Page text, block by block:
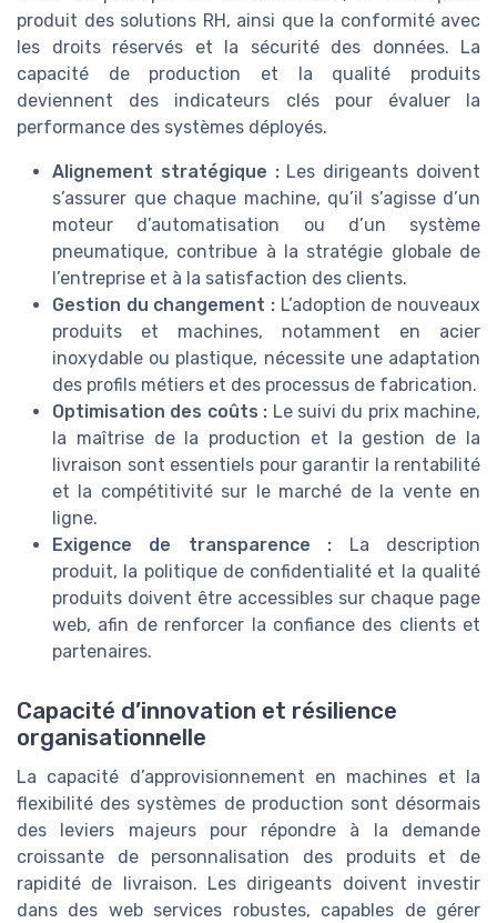
produit des solutions RH, ainsi que la conformité avec
les droits réservés et la sécurité des données. La
capacité de production et la qualité produits
deviennent des indicateurs clés pour évaluer la
performance des systèmes déployés.
Alignement stratégique :Les dirigeants doivent
s’assurer que chaque machine, qu’il s’agisse d’un
moteur d’automatisation ou d’un système
pneumatique, contribue à la stratégie globale de
l’entreprise et à la satisfaction des clients.
Gestion du changement : L’adoption de nouveaux
produits et machines, notamment en acier
inoxydable ou plastique, nécessite une adaptation
des profils métiers et des processus de fabrication.
Optimisation des coûts : Le suivi du prix machine,
la maîtrise de la production et la gestion de la
livraison sont essentiels pour garantir la rentabilité
et la compétitivité sur le marché de la vente en
ligne.
Exigence de transparence : La description
produit, la politique de confidentialité et la qualité
produits doivent être accessibles sur chaque page
web, afin de renforcer la confiance des clients et
partenaires.
Capacité d’innovation et résilience
organisationnelle
La capacité d’approvisionnement en machines et la
flexibilité des systèmes de production sont désormais
des leviers majeurs pour répondre à la demande
croissante de personnalisation des produits et de
rapidité de livraison. Les dirigeants doivent investir
dans des web services robustes, capables de gérer